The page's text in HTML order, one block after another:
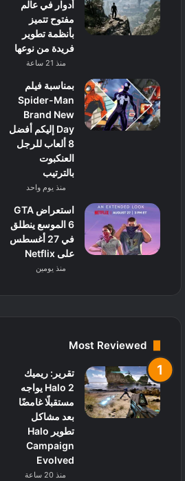
أدوار في عالم
مفتوح تتميز
بأنظمة تطوير
فريدة من نوعها
منذ 21 ساعة
بمناسبة فيلم
Spider-Man
Brand New
Day إليكم أفضل
8 ألعاب للرجل
العنكبوت
بالترتيب
منذ يوم واحد
استعراض GTA
6 الموسع ينطلق
في 27 أغسطس
على Netflix
منذ يومين
Most Reviewed
تقرير: ريميك
Halo 2 يواجه
مستقبلًا غامضًا
بعد مشاكل
تطوير Halo
Campaign
Evolved
منذ 20 ساعة